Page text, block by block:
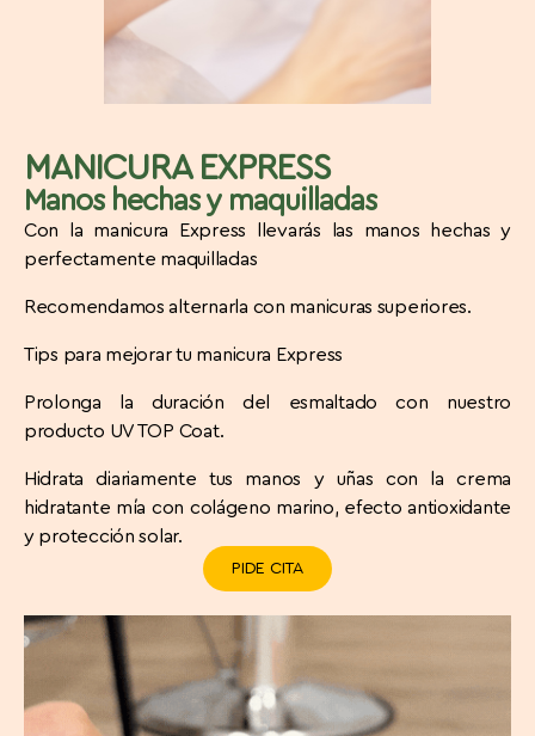
MANICURA EXPRESS
Manos hechas y maquilladas
Con la manicura Express llevarás las manos hechas y
perfectamente maquilladas
Recomendamos alternarla con manicuras superiores.
Tips para mejorar tu manicura Express
Prolonga la duración del esmaltado con nuestro
producto UV TOP Coat.
Hidrata diariamente tus manos y uñas con la crema
hidratante mía con colágeno marino, efecto antioxidante
y protección solar.
PIDE CITA